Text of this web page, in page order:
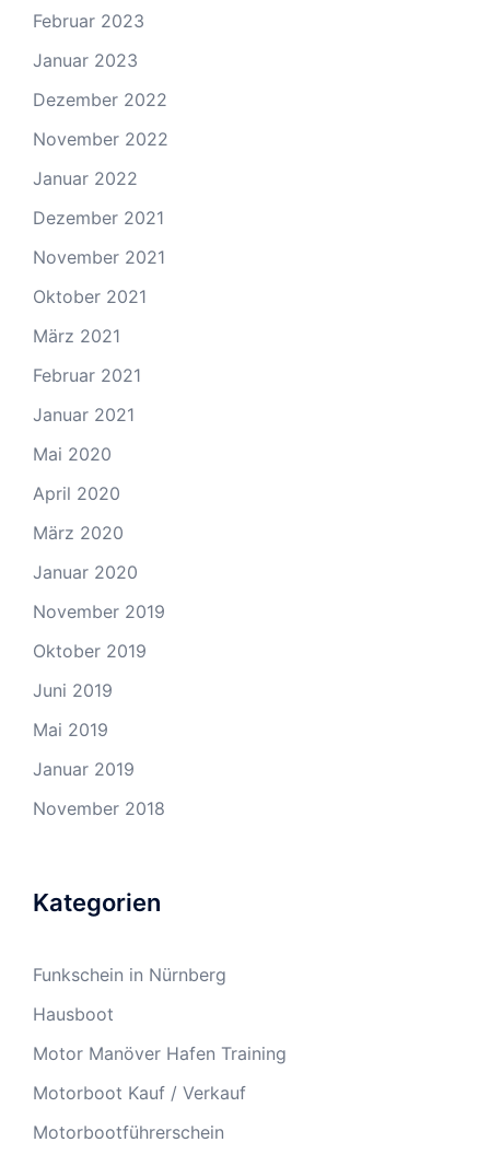
Februar 2023
Januar 2023
Dezember 2022
November 2022
Januar 2022
Dezember 2021
November 2021
Oktober 2021
März 2021
Februar 2021
Januar 2021
Mai 2020
April 2020
März 2020
Januar 2020
November 2019
Oktober 2019
Juni 2019
Mai 2019
Januar 2019
November 2018
Kategorien
Funkschein in Nürnberg
Hausboot
Motor Manöver Hafen Training
Motorboot Kauf / Verkauf
Motorbootführerschein